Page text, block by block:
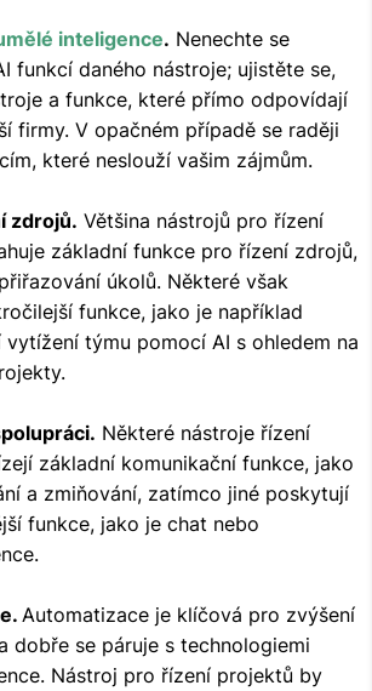
inteligence. Nenechte se
funkcí daného nástroje; ujistěte se,
a funkce, které přímo odpovídají
firmy. V opačném případě se raději
které neslouží vašim zájmům.
zdrojů. Většina nástrojů pro řízení
základní funkce pro řízení zdrojů,
úkolů. Některé však
funkce, jako je například
týmu pomocí AI s ohledem na
Některé nástroje řízení
základní komunikační funkce, jako
a zmiňování, zatímco jiné poskytují
funkce, jako je chat nebo
Automatizace je klíčová pro zvýšení
dobře se páruje s technologiemi
Nástroj pro řízení projektů by